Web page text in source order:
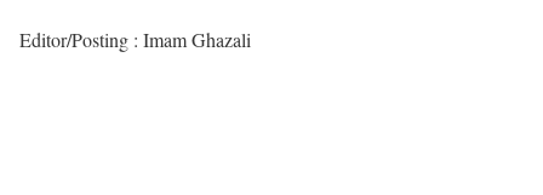
Editor/Posting : Imam Ghazali